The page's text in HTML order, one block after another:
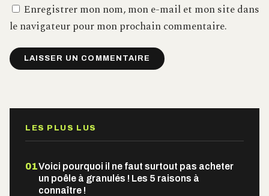
Enregistrer mon nom, mon e-mail et mon site dans
le navigateur pour mon prochain commentaire.
LES PLUS LUS
01Voici pourquoi il ne faut surtout pas acheter
un poêle à granulés ! Les 5 raisons à
connaître !